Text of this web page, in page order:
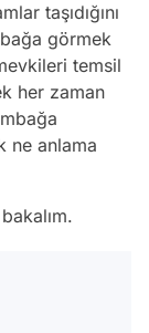
taşıdığını
görmek
temsil
her zaman
ne anlama